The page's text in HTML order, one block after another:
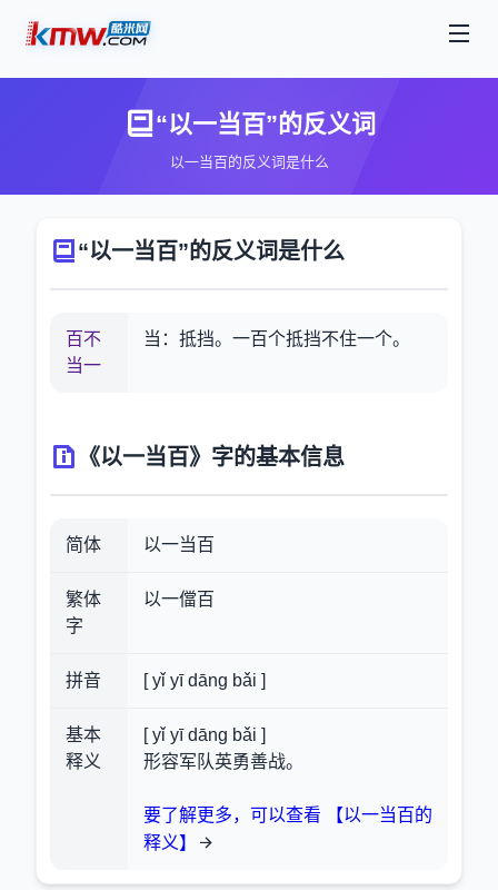
“以一当百”的反义词
以一当百的反义词是什么
“以一当百”的反义词是什么
百不
当一
当：抵挡。一百个抵挡不住一个。
《以一当百》字的基本信息
简体 以一当百
繁体
字
以一儅百
拼音 [ yǐ yī dāng bǎi ]
基本
释义
[ yǐ yī dāng bǎi ]
形容军队英勇善战。
要了解更多，可以查看 【以一当百的
释义】